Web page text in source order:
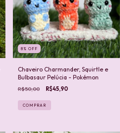
8 % OFF
Chaveiro Charmander, Squirtle e
Bulbasaur Pelúcia - Pokémon
R$50,00 R$45,90
COMPRAR